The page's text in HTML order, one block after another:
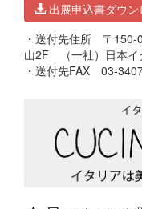
出展申込書ダウン
・送付先住所 〒
山2F （一社）日本イ
・送付先FAX 03-